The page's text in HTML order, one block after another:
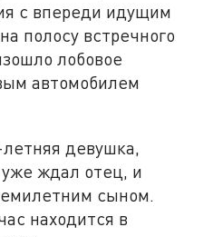
с впереди идущим
полосу встречного
лобовое
автомобилем
девушка,
уже ждал отец, и
сыном.
находится в